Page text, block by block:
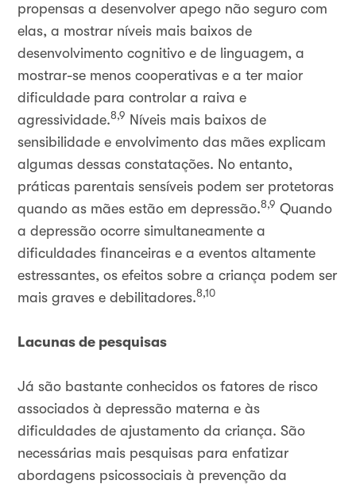
propensas a desenvolver apego não seguro com
elas, a mostrar níveis mais baixos de
desenvolvimento cognitivo e de linguagem, a
mostrar-se menos cooperativas e a ter maior
dificuldade para controlar a raiva e
agressividade.8,9 Níveis mais baixos de
sensibilidade e envolvimento das mães explicam
algumas dessas constatações. No entanto,
práticas parentais sensíveis podem ser protetoras
quando as mães estão em depressão.8,9 Quando
a depressão ocorre simultaneamente a
dificuldades financeiras e a eventos altamente
estressantes, os efeitos sobre a criança podem ser
mais graves e debilitadores.8,10
Lacunas de pesquisas
Já são bastante conhecidos os fatores de risco
associados à depressão materna e às
dificuldades de ajustamento da criança. São
necessárias mais pesquisas para enfatizar
abordagens psicossociais à prevenção da